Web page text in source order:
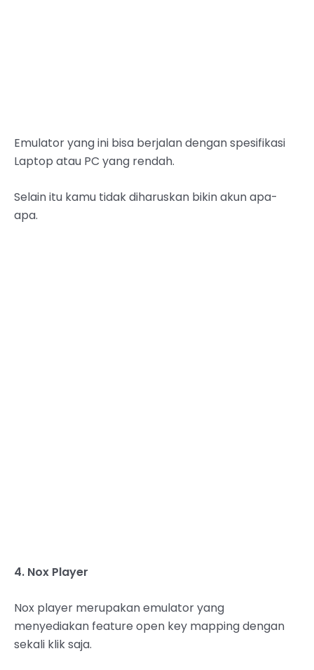
Emulator yang ini bisa berjalan dengan spesifikasi
Laptop atau PC yang rendah.
Selain itu kamu tidak diharuskan bikin akun apa-
apa.
4. Nox Player
Nox player merupakan emulator yang
menyediakan feature open key mapping dengan
sekali klik saja.